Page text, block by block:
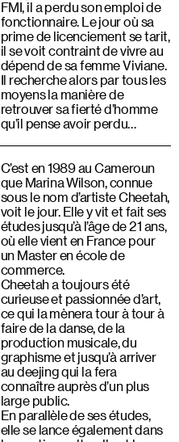
FMI, il a perdu son emploi de
fonctionnaire. Le jour où sa
prime de licenciement se tarit,
il se voit contraint de vivre au
dépend de sa femme Viviane.
Il recherche alors par tous les
moyens la manière de
retrouver sa fierté d’homme
qu’il pense avoir perdu…
C’est en 1989 au Cameroun
que Marina Wilson, connue
sous le nom d’artiste Cheetah,
voit le jour. Elle y vit et fait ses
études jusqu’à l’âge de 21 ans,
où elle vient en France pour
un Master en école de
commerce.
Cheetah a toujours été
curieuse et passionnée d’art,
ce qui la mènera tour à tour à
faire de la danse, de la
production musicale, du
graphisme et jusqu’à arriver
au deejing qui la fera
connaître auprès d’un plus
large public.
En parallèle de ses études,
elle se lance également dans